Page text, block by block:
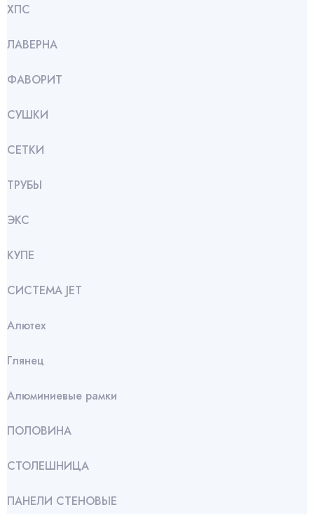
ХПС
ЛАВЕРНА
ФАВОРИТ
СУШКИ
СЕТКИ
ТРУБЫ
ЭКС
КУПЕ
СИСТЕМА JET
Алютех
Глянец
Алюминиевые рамки
ПОЛОВИНА
СТОЛЕШНИЦА
ПАНЕЛИ СТЕНОВЫЕ